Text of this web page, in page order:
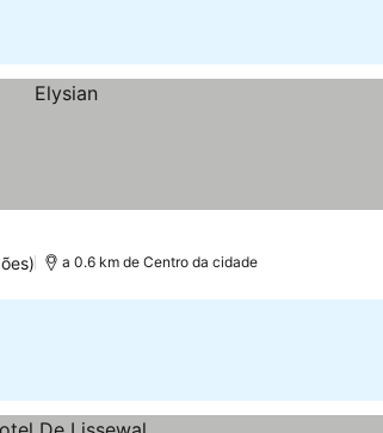
a 0.6 km de Centro da cidade